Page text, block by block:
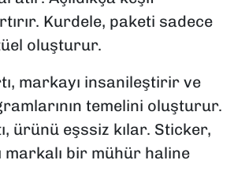
Kurdele, paketi sadece
oluşturur.
markayı insanileştirir ve
temelini oluşturur.
ürünü eşssiz kılar. Sticker,
markalı bir mühür haline